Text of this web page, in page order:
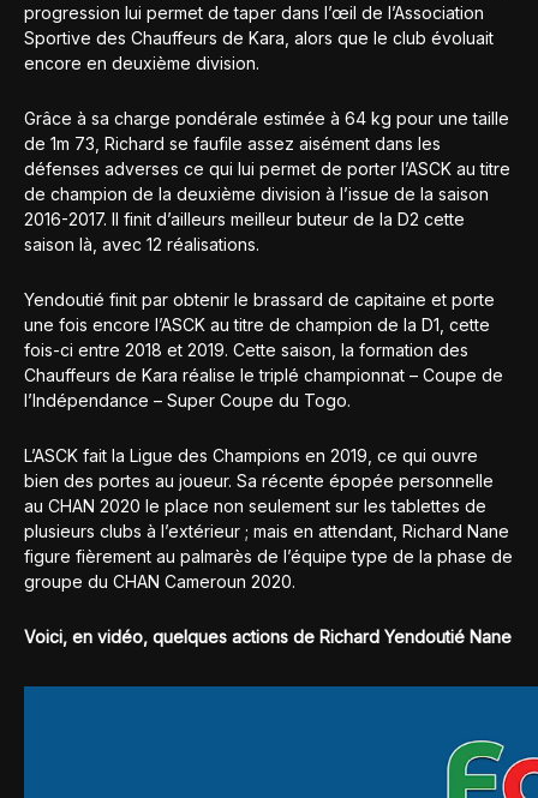
progression lui permet de taper dans l’œil de l’Association
Sportive des Chauffeurs de Kara, alors que le club évoluait
encore en deuxième division.
Grâce à sa charge pondérale estimée à 64 kg pour une taille
de 1m 73, Richard se faufile assez aisément dans les
défenses adverses ce qui lui permet de porter l’ASCK au titre
de champion de la deuxième division à l’issue de la saison
2016-2017. Il finit d’ailleurs meilleur buteur de la D2 cette
saison là, avec 12 réalisations.
Yendoutié finit par obtenir le brassard de capitaine et porte
une fois encore l’ASCK au titre de champion de la D1, cette
fois-ci entre 2018 et 2019. Cette saison, la formation des
Chauffeurs de Kara réalise le triplé championnat – Coupe de
l’Indépendance – Super Coupe du Togo.
L’ASCK fait la Ligue des Champions en 2019, ce qui ouvre
bien des portes au joueur. Sa récente épopée personnelle
au CHAN 2020 le place non seulement sur les tablettes de
plusieurs clubs à l’extérieur ; mais en attendant, Richard Nane
figure fièrement au palmarès de l’équipe type de la phase de
groupe du CHAN Cameroun 2020.
Voici, en vidéo, quelques actions de Richard Yendoutié Nane